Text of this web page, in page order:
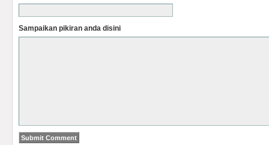
Sampaikan pikiran anda disini